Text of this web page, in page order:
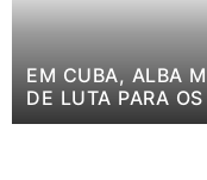
EM CUBA, ALBA
DE LUTA PARA